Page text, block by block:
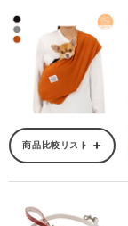
商品比較リスト